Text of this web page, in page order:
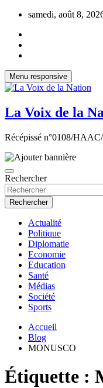
Aller
contenu
samedi, août 8,
Menu responsive
La Voix de la
Récépissé n°0108/
Rechercher
Rechercher
Actualité
Politique
Diplomatie
Economie
Education
Santé
Médias
Société
Sports
Accueil
Blog
MONUSCO
Étiquette :